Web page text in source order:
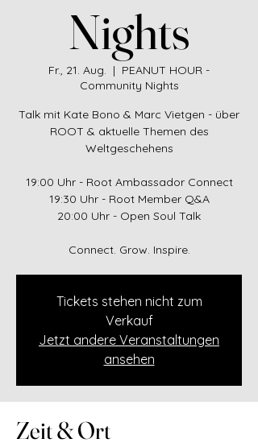
Nights
Fr., 21. Aug.
  |
PEANUT HOUR -
Community Nights
Talk mit Kate Bono & Marc Vietgen - über
ROOT & aktuelle Themen des
Weltgeschehens
19:00 Uhr - Root Ambassador Connect
19:30 Uhr - Root Member Q&A
20:00 Uhr - Open Soul Talk
Connect. Grow. Inspire.
Tickets stehen nicht zum
Verkauf
Jetzt andere Veranstaltungen
ansehen
Zeit & Ort